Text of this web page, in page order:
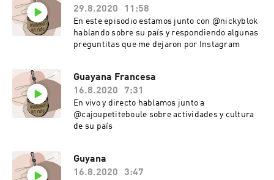
29.8.2020
11:58
En este episodio estamos junto con @nickyblok
hablando sobre su país y respondiendo algunas
preguntitas que me dejaron por Instagram
Guayana Francesa
16.8.2020
7:31
En vivo y directo hablamos junto a
@cajoupetiteboule sobre actividades y cultura
de su país
Guyana
16.8.2020
3:47